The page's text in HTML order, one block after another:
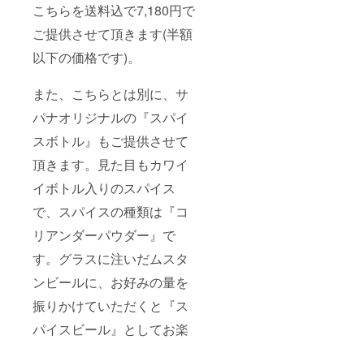
こちらを送料込で7,180円で
ご提供させて頂きます(半額
以下の価格です)。
また、こちらとは別に、サ
パナオリジナルの『スパイ
スボトル』もご提供させて
頂きます。見た目もカワイ
イボトル入りのスパイス
で、スパイスの種類は『コ
リアンダーパウダー』で
す。グラスに注いだムスタ
ンビールに、お好みの量を
振りかけていただくと『ス
パイスビール』としてお楽